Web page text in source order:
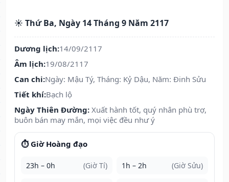
☀️ Thứ Ba, Ngày 14 Tháng 9 Năm 2117
Dương lịch:14/09/2117
Âm lịch:19/08/2117
Can chi:Ngày: Mậu Tý, Tháng: Kỷ Dậu, Năm: Đinh Sửu
Tiết khí:Bạch lộ
Ngày Thiên Đường: Xuất hành tốt, quý nhân phù trợ,
buôn bán may mắn, mọi việc đều như ý
⏱️ Giờ Hoàng đạo
23h – 0h (Giờ Tí) 1h – 2h (Giờ Sửu)